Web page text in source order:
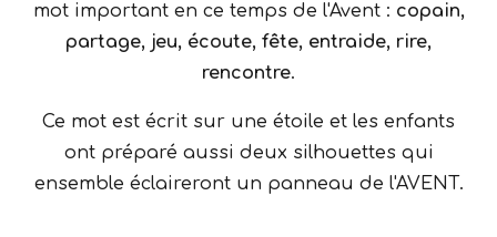
mot important en ce temps de l'Avent : copain,
partage, jeu, écoute, fête, entraide, rire,
rencontre.
Ce mot est écrit sur une étoile et les enfants
ont préparé aussi deux silhouettes qui
ensemble éclaireront un panneau de l'AVENT.